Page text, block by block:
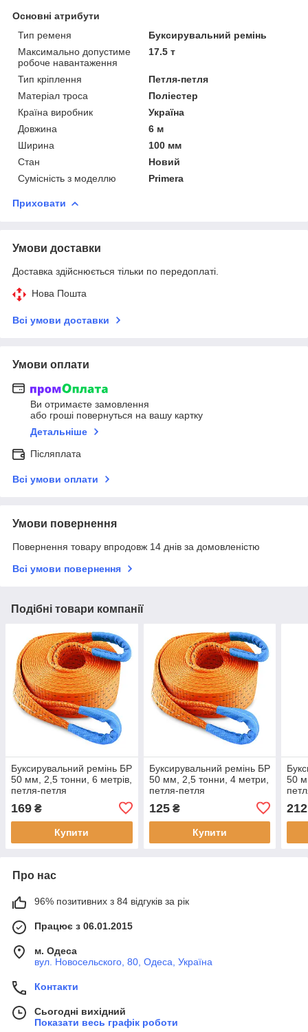
Основні атрибути
Тип ременя
Буксирувальний ремінь
Максимально допустиме
робоче навантаження
17.5 т
Тип кріплення
Петля-петля
Матеріал троса
Поліестер
Країна виробник
Україна
Довжина
6 м
Ширина
100 мм
Стан
Новий
Сумісність з моделлю
Primera
Приховати
Умови доставки
Доставка здійснюється тільки по передоплаті.
Нова Пошта
Всі умови доставки
Умови оплати
Ви отримаєте замовлення
або гроші повернуться на вашу картку
Детальніше
Післяплата
Всі умови оплати
Умови повернення
Повернення товару впродовж 14 днів за домовленістю
Всі умови повернення
Подібні товари компанії
Буксирувальний ремінь БР
50 мм, 2,5 тонни, 6 метрів,
петля-петля
169 ₴
Купити
Буксирувальний ремінь БР
50 мм, 2,5 тонни, 4 метри,
петля-петля
125₴
Купити
50
212
Про нас
96% позитивних з 84 відгуків за рік
Працює з 06.01.2015
м. Одеса
вул. Новосельского, 80, Одеса, Україна
Контакти
Сьогодні вихідний
Показати весь графік роботи